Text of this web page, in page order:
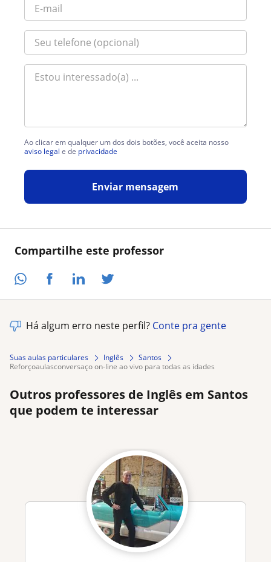
Compartilhe este professor
Ao clicar em qualquer um dos dois botões, você aceita nosso
aviso legal e de privacidade
Enviar mensagem
Há algum erro neste perfil? Conte pra gente
Suas aulas particulares Inglês
Santos
reforçoaulasconversaço on-line ao vivo para todas as idades
Outros professores de Inglês em Santos
que podem te interessar